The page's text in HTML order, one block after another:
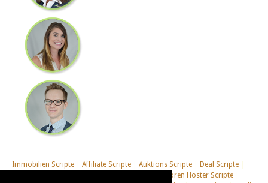
Immobilien Scripte Affiliate Scripte Auktions Scripte Deal Scripte
Foren Hoster Scripte